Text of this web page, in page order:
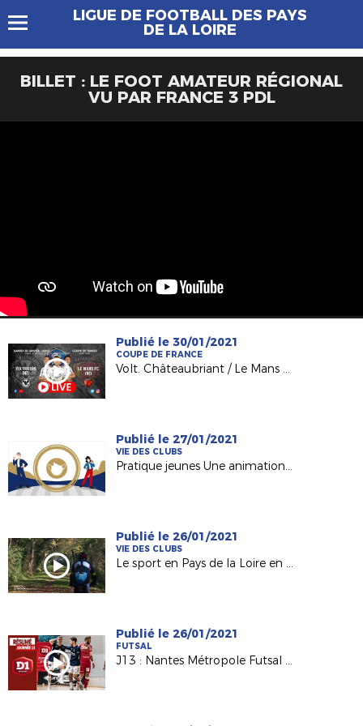
LIGUE DE FOOTBALL DES PAYS
DE LA LOIRE
BILLET : LE FOOT AMATEUR RÉGIONAL
VU PAR FRANCE 3 PDL
Publié le 30/01/2021
COUPE DE FRANCE
Volt. Châteaubriant / Le Mans FC en direct
Publié le 27/01/2021
VIE DES CLUBS
Pratique jeunes Une animation vidéo pour la relance
Publié le 26/01/2021
VIE DES CLUBS
Le sport en Pays de la Loire en mode "covidé" et "confiné"
Publié le 26/01/2021
FUTSAL
J13 : Nantes Métropole Futsal - Bethune Futsal (3-3)